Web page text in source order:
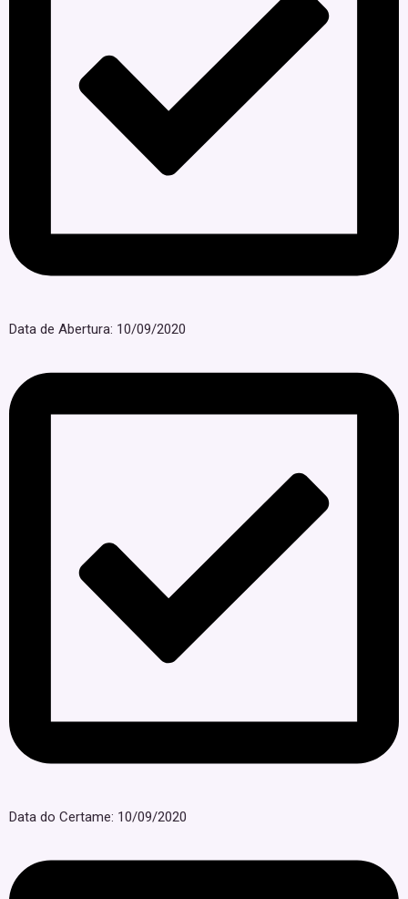
Data de Abertura: 10/09/2020
Data do Certame: 10/09/2020